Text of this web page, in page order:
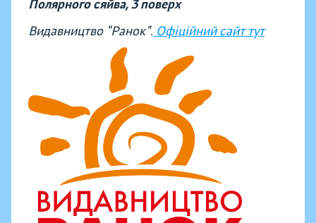
Полярного сяйва, 3 поверх
Видавництво "Ранок". Офіційний сайт тут